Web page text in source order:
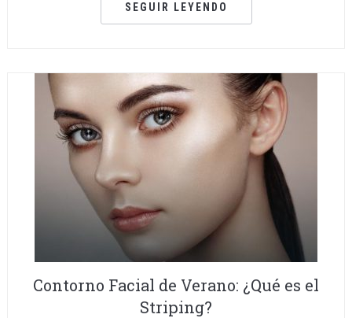
SEGUIR LEYENDO
Contorno Facial de Verano: ¿Qué es el
Striping?